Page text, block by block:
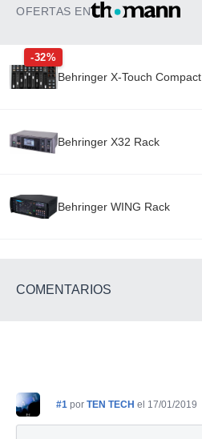
OFERTAS EN
-32%
Behringer X-Touch Compact
Behringer X32 Rack
Behringer WING Rack
COMENTARIOS
#1 por TEN TECH el 17/01/2019